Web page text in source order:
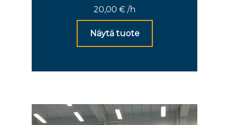
20,00 € /h
Näytä tuote